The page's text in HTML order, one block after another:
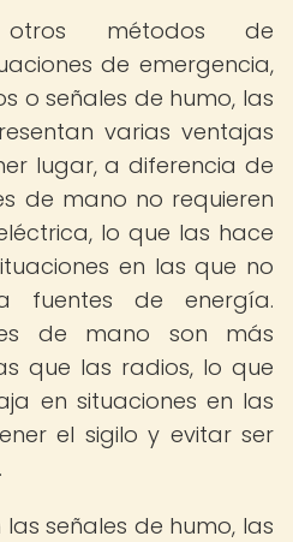
otros métodos de
de emergencia,
o señales de humo, las
varias ventajas
lugar, a diferencia de
de mano no requieren
lo que las hace
en las que no
fuentes de energía.
de mano son más
que las radios, lo que
en situaciones en las
el sigilo y evitar ser
señales de humo, las